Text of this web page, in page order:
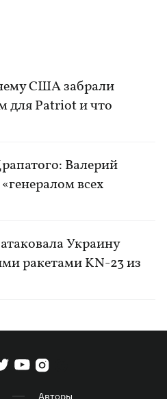
США забрали
для Patriot и что
Валерий
всех
Украину
ракетами KN-23 из
Авторы